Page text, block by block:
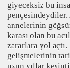
giyeceksiz bu
pençesindeydiler.
annelerinin
karası olan bu
zararlara yol
gelişmelerinin
uzun yıllar